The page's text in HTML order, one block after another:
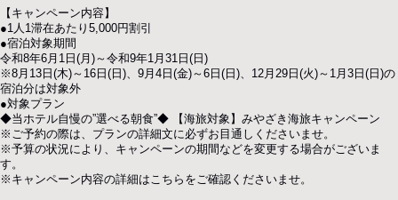
ご予約・お問い合わせ
TEL.0985-73-8888
お電話受付時間 10:00〜20:00
ご予約はこちら
【キャンペーン内容】
●1人1滞在あたり5,000円割引
●宿泊対象期間
令和8年6月1日(月)～令和9年1月31日(日)
※8月13日(木)～16日(日)、9月4日(金)～6日(日)、12月29日(火)～1月3日(日)の
宿泊分は対象外
●対象プラン
◆当ホテル自慢の”選べる朝食”◆ 【海旅対象】みやざき海旅キャンペーン
※ご予約の際は、プランの詳細文に必ずお目通しくださいませ。
※予算の状況により、キャンペーンの期間などを変更する場合がございま
す。
※キャンペーン内容の詳細は こちら をご確認くださいませ。